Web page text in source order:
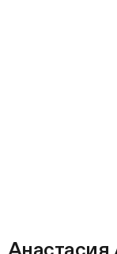
Анастасия